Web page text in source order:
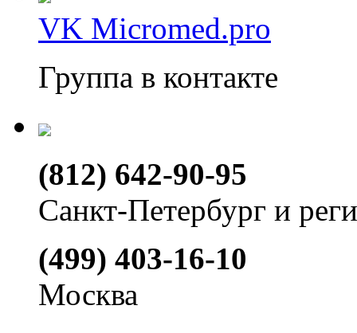
VK Micromed.pro
Группа в контакте
(812) 642-90-95
Санкт-Петербург и
(499) 403-16-10
Москва